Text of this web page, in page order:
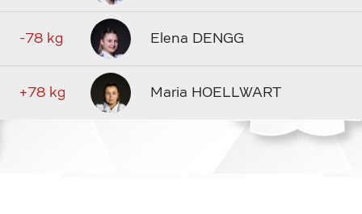
-78 kg Elena DENGG
+78 kg Maria HOELLWART